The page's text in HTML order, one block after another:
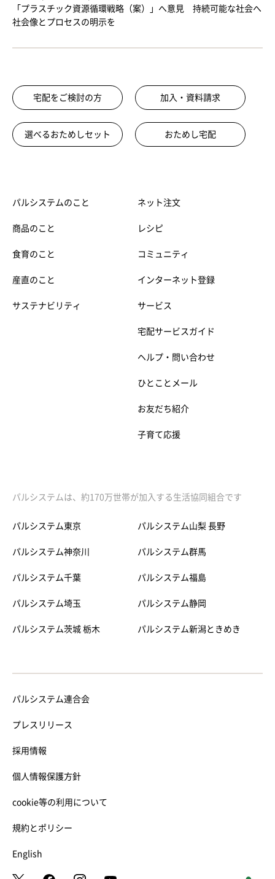
「プラスチック資源循環戦略（案）」へ意見 持続可能な社会へ
社会像とプロセスの明示を
宅配をご検討の方 加入・資料請求
選べるおためしセット おためし宅配
パルシステムのこと
商品のこと
食育のこと
産直のこと
サステナビリティ
ネット注文
レシピ
コミュニティ
インターネット登録
サービス
宅配サービスガイド
ヘルプ・問い合わせ
ひとことメール
お友だち紹介
子育て応援
パルシステムは、約170万世帯が加入する生活協同組合です
パルシステム東京
パルシステム神奈川
パルシステム千葉
パルシステム埼玉
パルシステム茨城 栃木
パルシステム山梨 長野
パルシステム群馬
パルシステム福島
パルシステム静岡
パルシステム新潟ときめき
パルシステム連合会
プレスリリース
採用情報
個人情報保護方針
cookie等の利用について
規約とポリシー
English